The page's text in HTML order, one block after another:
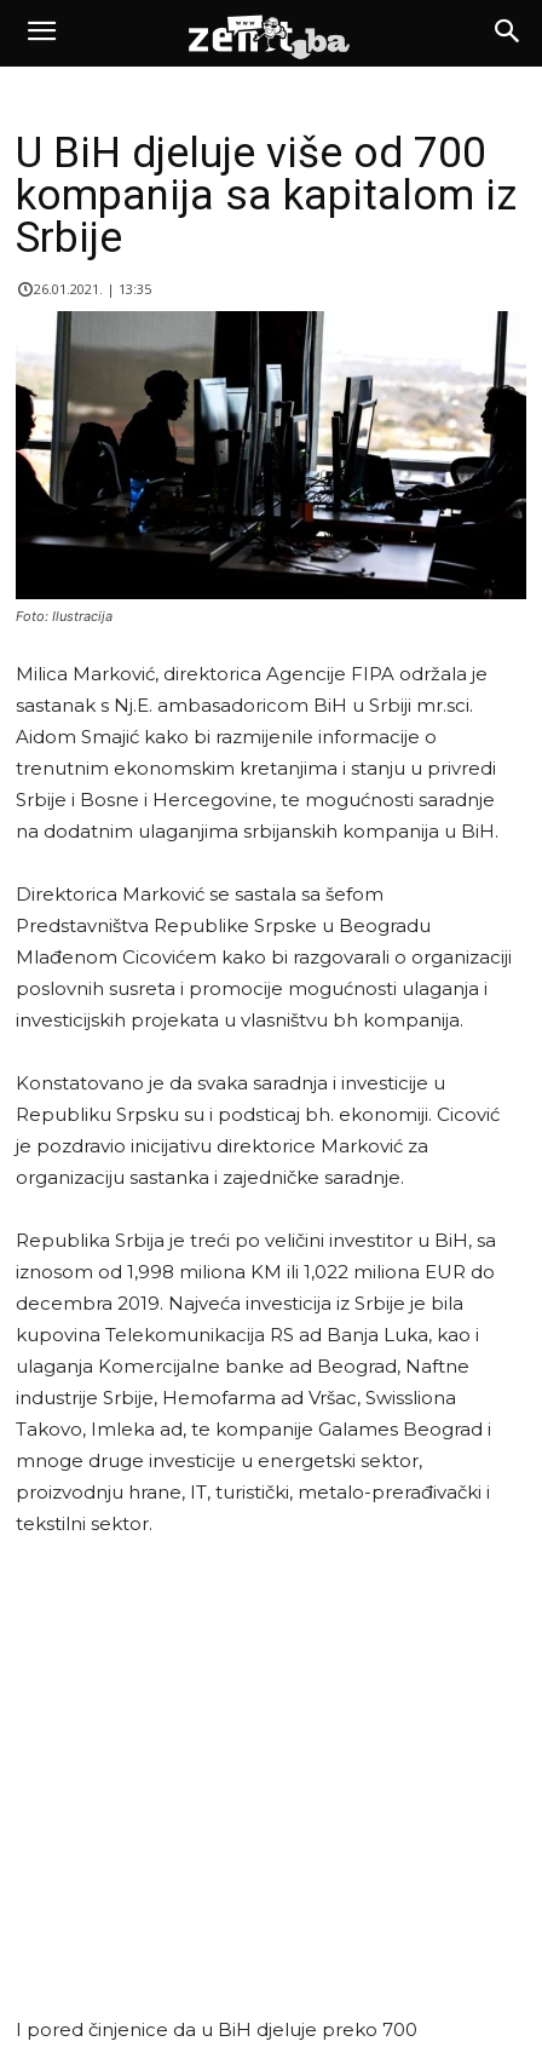
U BiH djeluje više od 700
kompanija sa kapitalom iz
Srbije
26.01.2021. | 13:35
Foto: Ilustracija
Milica Marković, direktorica Agencije FIPA održala je
sastanak s Nj.E. ambasadoricom BiH u Srbiji mr.sci.
Aidom Smajić kako bi razmijenile informacije o
trenutnim ekonomskim kretanjima i stanju u privredi
Srbije i Bosne i Hercegovine, te mogućnosti saradnje
na dodatnim ulaganjima srbijanskih kompanija u BiH.
Direktorica Marković se sastala sa šefom
Predstavništva Republike Srpske u Beogradu
Mlađenom Cicovićem kako bi razgovarali o organizaciji
poslovnih susreta i promocije mogućnosti ulaganja i
investicijskih projekata u vlasništvu bh kompanija.
Konstatovano je da svaka saradnja i investicije u
Republiku Srpsku su i podsticaj bh. ekonomiji. Cicović
je pozdravio inicijativu direktorice Marković za
organizaciju sastanka i zajedničke saradnje.
Republika Srbija je treći po veličini investitor u BiH, sa
iznosom od 1,998 miliona KM ili 1,022 miliona EUR do
decembra 2019. Najveća investicija iz Srbije je bila
kupovina Telekomunikacija RS ad Banja Luka, kao i
ulaganja Komercijalne banke ad Beograd, Naftne
industrije Srbije, Hemofarma ad Vršac, Swissliona
Takovo, Imleka ad, te kompanije Galames Beograd i
mnoge druge investicije u energetski sektor,
proizvodnju hrane, IT, turistički, metalo-prerađivački i
tekstilni sektor.
I pored činjenice da u BiH djeluje preko 700